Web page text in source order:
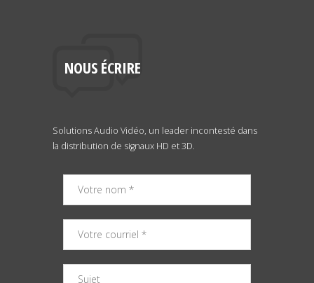
NOUS ÉCRIRE
Solutions Audio Vidéo, un leader incontesté dans
la distribution de signaux HD et 3D.